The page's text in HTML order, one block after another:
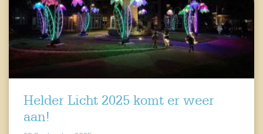
Helder Licht 2025 komt er weer
aan!